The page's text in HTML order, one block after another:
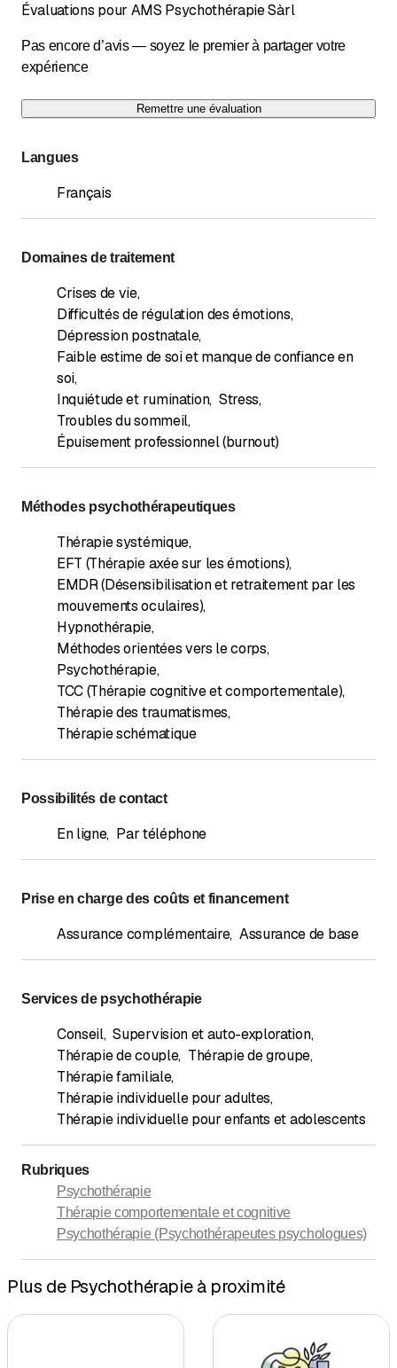
Évaluations pour AMS Psychothérapie Sàrl
Pas encore d’avis — soyez le premier à partager votre
expérience
Remettre une évaluation
Langues
Français
Domaines de traitement
Crises de vie,
Difficultés de régulation des émotions,
Dépression postnatale,
Faible estime de soi et manque de confiance en
soi,
Inquiétude et rumination, Stress,
Troubles du sommeil,
Épuisement professionnel (burnout)
Méthodes psychothérapeutiques
Thérapie systémique,
EFT (Thérapie axée sur les émotions),
EMDR (Désensibilisation et retraitement par les
mouvements oculaires),
Hypnothérapie,
Méthodes orientées vers le corps,
Psychothérapie,
TCC (Thérapie cognitive et comportementale),
Thérapie des traumatismes,
Thérapie schématique
Possibilités de contact
En ligne, Par téléphone
Prise en charge des coûts et financement
Assurance complémentaire, Assurance de base
Services de psychothérapie
Conseil, Supervision et auto-exploration,
Thérapie de couple, Thérapie de groupe,
Thérapie familiale,
Thérapie individuelle pour adultes,
Thérapie individuelle pour enfants et adolescents
Rubriques
Psychothérapie
Thérapie comportementale et cognitive
Psychothérapie (Psychothérapeutes psychologues)
Plus de Psychothérapie à proximité